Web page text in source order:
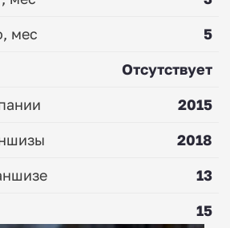
мес
5
Отсутствует
2015
2018
13
15